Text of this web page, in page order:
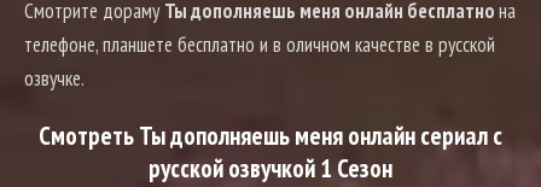
Смотрите дорамуТы дополняешь меня онлайн бесплатнона
телефоне, планшете бесплатно и в оличном качестве в русской
озвучке.
Смотреть Ты дополняешь меня онлайн сериал с
русской озвучкой 1 Сезон